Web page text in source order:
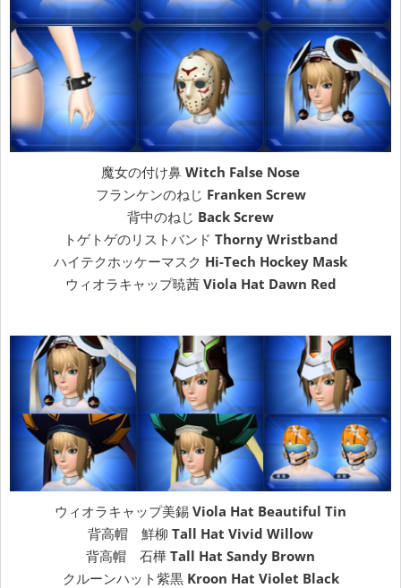
魔女の付け鼻 Witch False Nose
フランケンのねじ Franken Screw
背中のねじ Back Screw
トゲトゲのリストバンド Thorny Wristband
ハイテクホッケーマスク Hi-Tech Hockey Mask
ウィオラキャップ暁茜 Viola Hat Dawn Red
ウィオラキャップ美錫 Viola Hat Beautiful Tin
背高帽 鮮柳 Tall Hat Vivid Willow
背高帽 石樺 Tall Hat Sandy Brown
クルーンハット紫黒 Kroon Hat Violet Black